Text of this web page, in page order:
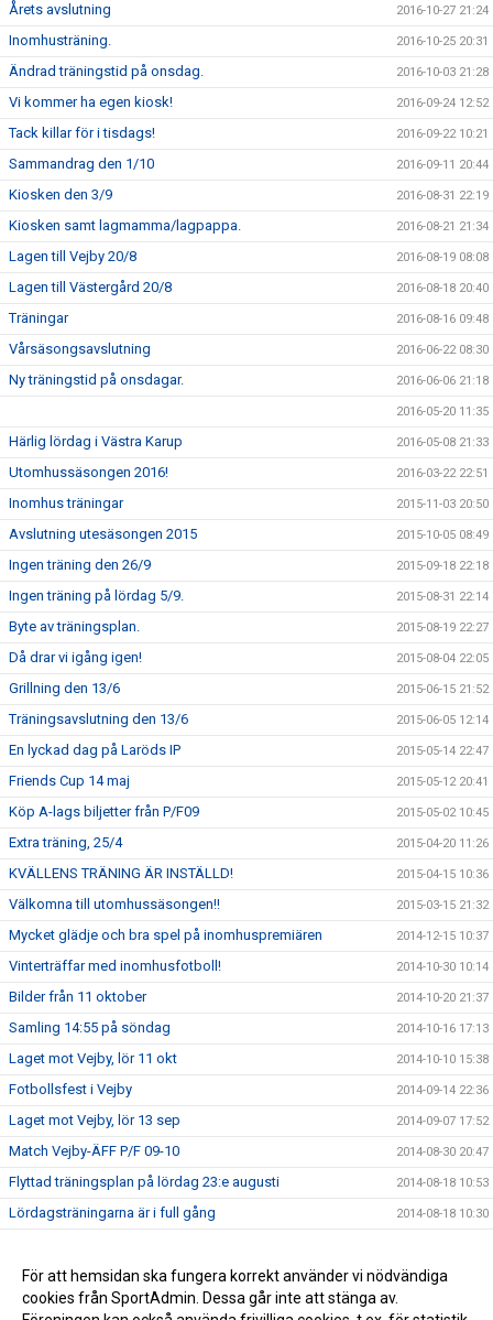
Årets avslutning 2016-10-27 21:24
Inomhusträning. 2016-10-25 20:31
Ändrad träningstid på onsdag. 2016-10-03 21:28
Vi kommer ha egen kiosk! 2016-09-24 12:52
Tack killar för i tisdags! 2016-09-22 10:21
Sammandrag den 1/10 2016-09-11 20:44
Kiosken den 3/9 2016-08-31 22:19
Kiosken samt lagmamma/lagpappa. 2016-08-21 21:34
Lagen till Vejby 20/8 2016-08-19 08:08
Lagen till Västergård 20/8 2016-08-18 20:40
Träningar 2016-08-16 09:48
Vårsäsongsavslutning 2016-06-22 08:30
Ny träningstid på onsdagar. 2016-06-06 21:18
2016-05-20 11:35
Härlig lördag i Västra Karup 2016-05-08 21:33
Utomhussäsongen 2016! 2016-03-22 22:51
Inomhus träningar 2015-11-03 20:50
Avslutning utesäsongen 2015 2015-10-05 08:49
Ingen träning den 26/9 2015-09-18 22:18
Ingen träning på lördag 5/9. 2015-08-31 22:14
Byte av träningsplan. 2015-08-19 22:27
Då drar vi igång igen! 2015-08-04 22:05
Grillning den 13/6 2015-06-15 21:52
Träningsavslutning den 13/6 2015-06-05 12:14
En lyckad dag på Laröds IP 2015-05-14 22:47
Friends Cup 14 maj 2015-05-12 20:41
Köp A-lags biljetter från P/F09 2015-05-02 10:45
Extra träning, 25/4 2015-04-20 11:26
KVÄLLENS TRÄNING ÄR INSTÄLLD! 2015-04-15 10:36
Välkomna till utomhussäsongen!! 2015-03-15 21:32
Mycket glädje och bra spel på inomhuspremiären 2014-12-15 10:37
Vinterträffar med inomhusfotboll! 2014-10-30 10:14
Bilder från 11 oktober 2014-10-20 21:37
Samling 14:55 på söndag 2014-10-16 17:13
Laget mot Vejby, lör 11 okt 2014-10-10 15:38
Fotbollsfest i Vejby 2014-09-14 22:36
Laget mot Vejby, lör 13 sep 2014-09-07 17:52
Match Vejby-ÄFF P/F 09-10 2014-08-30 20:47
Flyttad träningsplan på lördag 23:e augusti 2014-08-18 10:53
Lördagsträningarna är i full gång 2014-08-18 10:30
Ändrad träningstid 2014-06-07 19:27
P/F09-10 spelar fotboll 2014-05-28 09:16
För att hemsidan ska fungera korrekt använder vi nödvändiga
cookies från SportAdmin. Dessa går inte att stänga av.